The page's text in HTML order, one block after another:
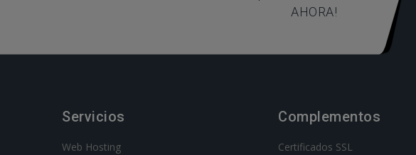
AHORA!
Servicios
Web Hosting
Complementos
Certificados SSL